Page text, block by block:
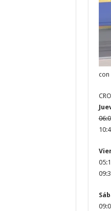
con